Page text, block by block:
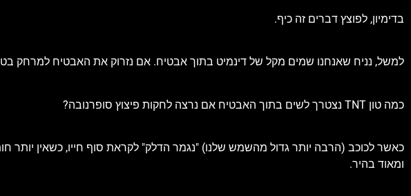
בדימיון, לפוצץ דברים זה כיף.
למשל, נניח שאנחנו שמים מקל של דינמיט בתוך אבטיח. אם נזרוק את האבטיח למרחק
כמה טון TNT נצטרך לשים בתוך האבטיח אם נרצה לחקות פיצוץ סופרנובה?
כאשר לכוכב (הרבה יותר גדול מהשמש שלנו) "נגמר הדלק" לקראת סוף חייו, כשאין יותר
ומאוד בהיר.